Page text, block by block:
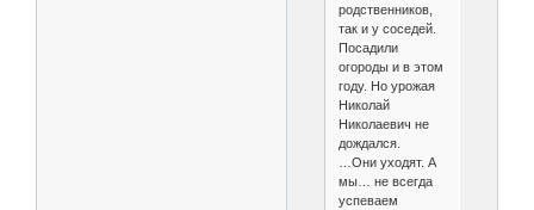
родственников,
так и у соседей.
Посадили
огороды и в этом
году. Но урожая
Николай
Николаевич не
дождался.
…Они уходят. А
мы… не всегда
успеваем